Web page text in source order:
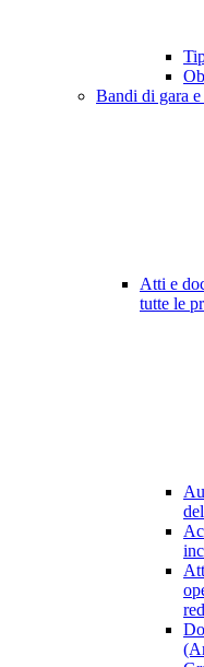
Bandi di gara
Atti e
tutte le